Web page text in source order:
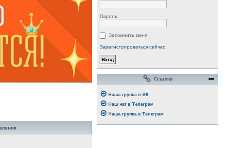
Пароль:
Запомнить меня
Зарегистрироваться сейчас!
Ссылки
Наша группа в ВК
Наш чат в Телеграм
Наша группа в Телеграм